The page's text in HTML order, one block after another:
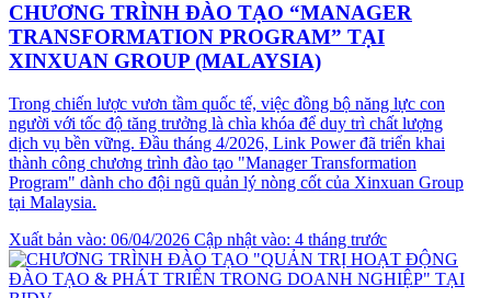
CHƯƠNG TRÌNH ĐÀO TẠO “MANAGER
TRANSFORMATION PROGRAM” TẠI
XINXUAN GROUP (MALAYSIA)
Trong chiến lược vươn tầm quốc tế, việc đồng bộ năng lực con
người với tốc độ tăng trưởng là chìa khóa để duy trì chất lượng
dịch vụ bền vững. Đầu tháng 4/2026, Link Power đã triển khai
thành công chương trình đào tạo "Manager Transformation
Program" dành cho đội ngũ quản lý nòng cốt của Xinxuan Group
tại Malaysia.
Xuất bản vào: 06/04/2026 Cập nhật vào: 4 tháng trước